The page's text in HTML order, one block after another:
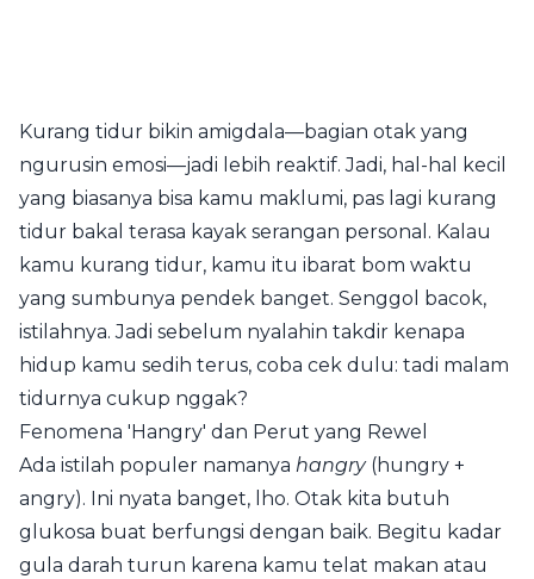
Kurang tidur bikin amigdala—bagian otak yang
ngurusin emosi—jadi lebih reaktif. Jadi, hal-hal kecil
yang biasanya bisa kamu maklumi, pas lagi kurang
tidur bakal terasa kayak serangan personal. Kalau
kamu kurang tidur, kamu itu ibarat bom waktu
yang sumbunya pendek banget. Senggol bacok,
istilahnya. Jadi sebelum nyalahin takdir kenapa
hidup kamu sedih terus, coba cek dulu: tadi malam
tidurnya cukup nggak?
Fenomena 'Hangry' dan Perut yang Rewel
Ada istilah populer namanya hangry(hungry +
angry). Ini nyata banget, lho. Otak kita butuh
glukosa buat berfungsi dengan baik. Begitu kadar
gula darah turun karena kamu telat makan atau